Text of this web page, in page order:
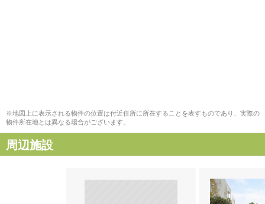
※地図上に表示される物件の位置は付近住所に所在することを表すものであり、実際の
物件所在地とは異なる場合がございます。
周辺施設